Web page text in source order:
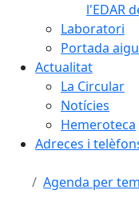
l'EDAR
Laboratori
Portada
Actualitat
La Circular
Notícies
Hemeroteca
Adreces i
Agenda per